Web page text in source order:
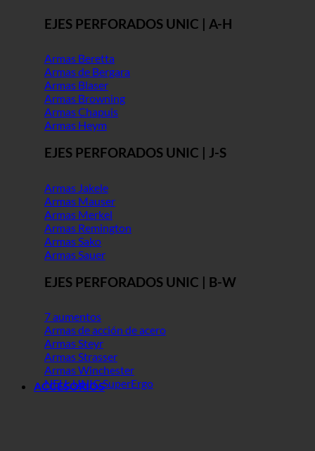
EJES PERFORADOS UNIC | A-H
Armas Beretta
Armas de Bergara
Armas Blaser
Armas Browning
Armas Chapuis
Armas Heym
EJES PERFORADOS UNIC | J-S
Armas Jakele
Armas Mauser
Armas Merkel
Armas Remington
Armas Sako
Armas Sauer
EJES PERFORADOS UNIC | B-W
7 aumentos
Armas de acción de acero
Armas Steyr
Armas Strasser
Armas Winchester
NEU: UNIC SuperErgo
ACCESORIOS